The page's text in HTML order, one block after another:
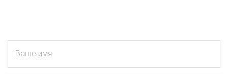
Ваше имя